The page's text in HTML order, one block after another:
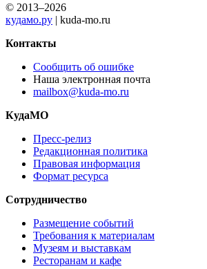
© 2013–2026
кудамо.ру | kuda-mo.ru
Контакты
Сообщить об ошибке
Наша электронная почта
mailbox@kuda-mo.ru
КудаМО
Пресс-релиз
Редакционная политика
Правовая информация
Формат ресурса
Сотрудничество
Размещение событий
Требования к материалам
Музеям и выставкам
Ресторанам и кафе